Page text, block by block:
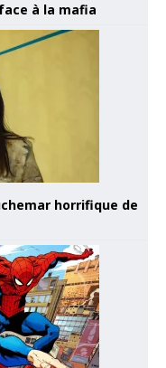
à la mafia
horrifique de